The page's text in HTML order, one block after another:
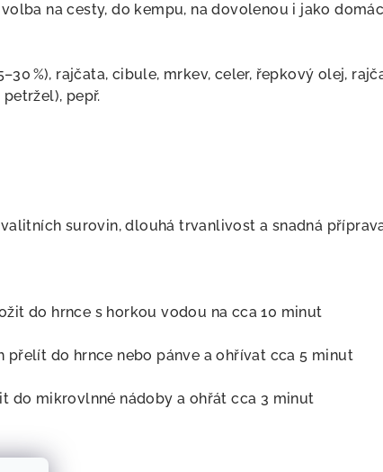
na cesty, do kempu, na dovolenou i jako
%), rajčata, cibule, mrkev, celer, řepkový olej,
pepř.
surovin, dlouhá trvanlivost a snadná
do hrnce s horkou vodou na cca 10 minut
přelít do hrnce nebo pánve a ohřívat cca 5 minut
do mikrovlnné nádoby a ohřát cca 3 minut